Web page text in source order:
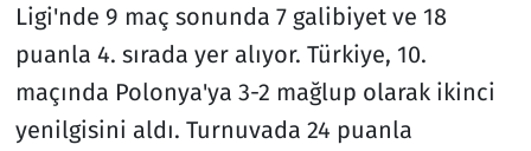
Ligi'nde 9 maç sonunda 7 galibiyet ve 18
puanla 4. sırada yer alıyor. Türkiye, 10.
maçında Polonya'ya 3-2 mağlup olarak ikinci
yenilgisini aldı. Turnuvada 24 puanla